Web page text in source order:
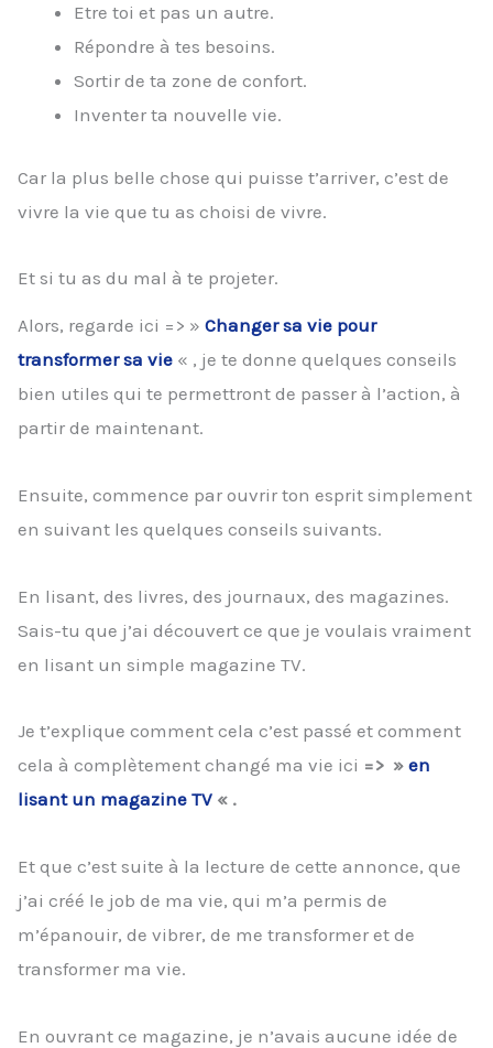
Etre toi et pas un autre.
Répondre à tes besoins.
Sortir de ta zone de confort.
Inventer ta nouvelle vie.
Car la plus belle chose qui puisse t’arriver, c’est de
vivre la vie que tu as choisi de vivre.
Et si tu as du mal à te projeter.
Alors, regarde ici => » Changer sa vie pour
transformer sa vie « , je te donne quelques conseils
bien utiles qui te permettront de passer à l’action, à
partir de maintenant.
Ensuite, commence par ouvrir ton esprit simplement
en suivant les quelques conseils suivants.
En lisant, des livres, des journaux, des magazines.
Sais-tu que j’ai découvert ce que je voulais vraiment
en lisant un simple magazine TV.
Je t’explique comment cela c’est passé et comment
cela à complètement changé ma vie ici => » en
lisant un magazine TV « .
Et que c’est suite à la lecture de cette annonce, que
j’ai créé le job de ma vie, qui m’a permis de
m’épanouir, de vibrer, de me transformer et de
transformer ma vie.
En ouvrant ce magazine, je n’avais aucune idée de